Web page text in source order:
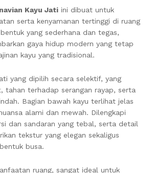
Kayu Jati ini dibuat untuk
serta kenyamanan tertinggi di ruang
yang sederhana dan tegas,
gaya hidup modern yang tetap
kayu yang tradisional.
yang dipilih secara selektif, yang
tahan terhadap serangan rayap, serta
Bagian bawah kayu terlihat jelas
alami dan mewah. Dilengkapi
dan sandaran yang tebal, serta detail
tekstur yang elegan sekaligus
busa.
ruang, sangat ideal untuk